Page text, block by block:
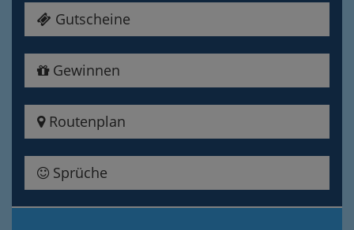
Gutscheine
Gewinnen
Routenplan
Sprüche